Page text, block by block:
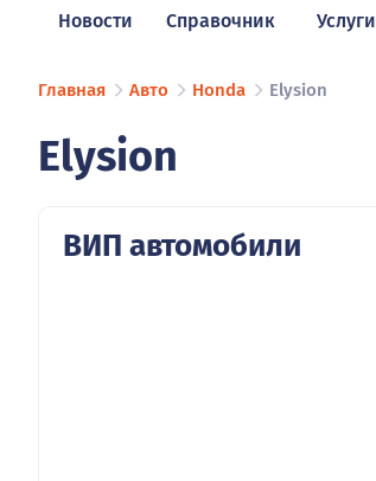
Новости Справочник Услуги
Главная Авто Honda Elysion
Elysion
ВИП автомобили